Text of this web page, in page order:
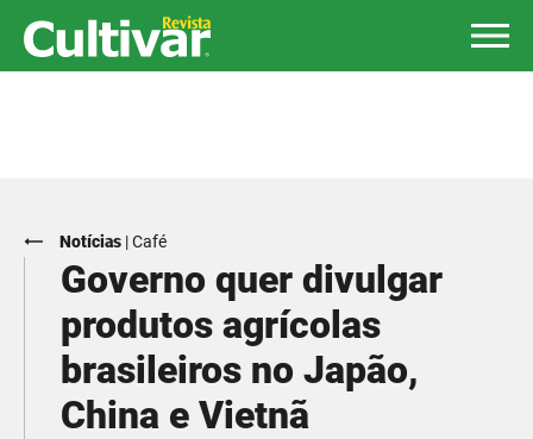
Notícias |Café
Governo quer divulgar
produtos agrícolas
brasileiros no Japão,
China e Vietnã